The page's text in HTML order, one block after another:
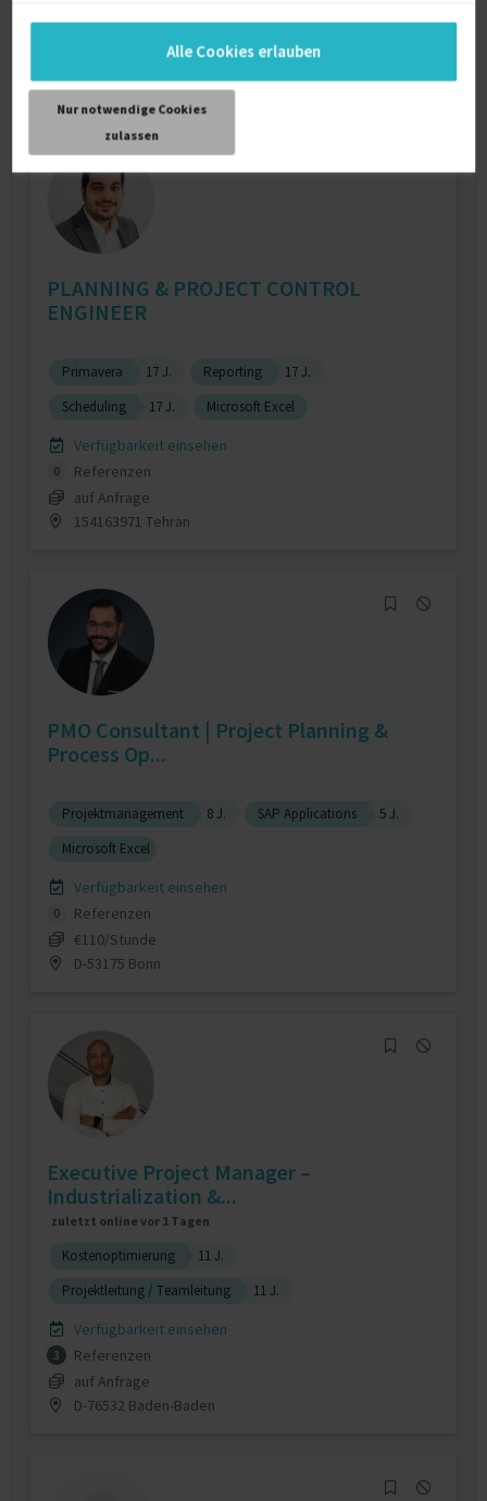
Alle Cookies erlauben
Nur notwendige Cookies
zulassen
Referenzen
D-87545 Burgberg im Allgäu
PLANNING & PROJECT CONTROL
ENGINEER
Primavera 17 J. Reporting
17 J.
Scheduling
17 J. Microsoft Excel
Verfügbarkeit einsehen
0
Referenzen
auf Anfrage
154163971 Tehran
PMO Consultant | Project Planning &
Process Op...
Projektmanagement 8 J. SAP Applications
5 J.
Microsoft Excel
Verfügbarkeit einsehen
0
Referenzen
€110/Stunde
D-53175 Bonn
Executive Project Manager –
Industrialization &...
zuletzt online vor 1 Tagen
Kostenoptimierung
11 J.
Projektleitung / Teamleitung
11 J.
Verfügbarkeit einsehen
3
Referenzen
auf Anfrage
D-76532 Baden-Baden